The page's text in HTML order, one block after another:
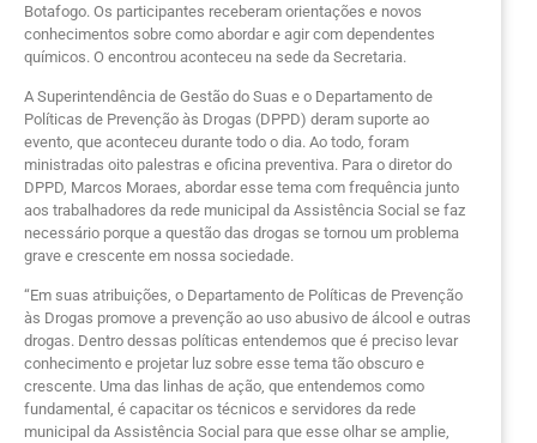
Botafogo. Os participantes receberam orientações e novos
conhecimentos sobre como abordar e agir com dependentes
químicos. O encontrou aconteceu na sede da Secretaria.
A Superintendência de Gestão do Suas e o Departamento de
Políticas de Prevenção às Drogas (DPPD) deram suporte ao
evento, que aconteceu durante todo o dia. Ao todo, foram
ministradas oito palestras e oficina preventiva. Para o diretor do
DPPD, Marcos Moraes, abordar esse tema com frequência junto
aos trabalhadores da rede municipal da Assistência Social se faz
necessário porque a questão das drogas se tornou um problema
grave e crescente em nossa sociedade.
“Em suas atribuições, o Departamento de Políticas de Prevenção
às Drogas promove a prevenção ao uso abusivo de álcool e outras
drogas. Dentro dessas políticas entendemos que é preciso levar
conhecimento e projetar luz sobre esse tema tão obscuro e
crescente. Uma das linhas de ação, que entendemos como
fundamental, é capacitar os técnicos e servidores da rede
municipal da Assistência Social para que esse olhar se amplie,